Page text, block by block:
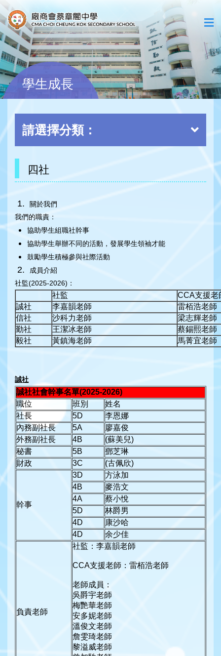
學生成長
請選擇分類：
四社
關於我們
我們的職責：
協助學生組職社幹事
協助學生舉辦不同的活動，發展學生領袖才能
鼓勵學生積極參與社際活動
成員介紹
社監(2025-2026)：
社監
CCA支援
誠社
李嘉韻老師
雷栢浩老師
信社
沙科力老師
梁志輝老師
勤社
王潔冰老師
蔡錫熙老師
毅社
黃鎮海老師 馬菁宜老師
誠社
誠社社會幹事名單(2025-2026)
職位
班別
姓名
社長
5D
李恩娜
內務副社長
5A
廖嘉俊
外務副社長
4B
(蘇美兒)
秘書
5B
鄧芝琳
財政
3C (古佩欣)
幹事
3D
方泳加
4B
麥浩文
4A
蔡小悅
5D
林爵男
4D
康沙哈
4D
余少佳
負責老師
社監：李嘉韻老師
CCA支援老師：雷栢浩老師
老師成員：
吳爵宇老師
梅艷華老師
安多妮老師
溫俊文老師
詹雯琦老師
黎溢威老師